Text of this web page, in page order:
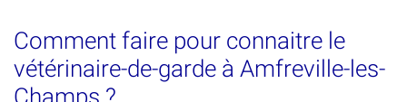
Comment faire pour connaitre le
vétérinaire-de-garde à Amfreville-les-
Champs ?